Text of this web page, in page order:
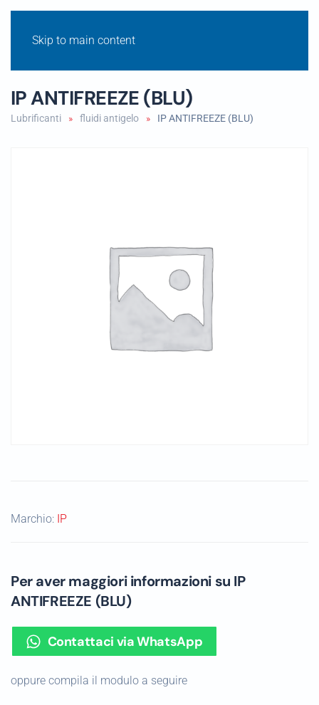
Skip to main content
IP ANTIFREEZE (BLU)
Lubrificanti fluidi antigelo IP ANTIFREEZE (BLU)
Marchio: IP
Per aver maggiori informazioni su IP
ANTIFREEZE (BLU)
Contattaci via WhatsApp
oppure compila il modulo a seguire